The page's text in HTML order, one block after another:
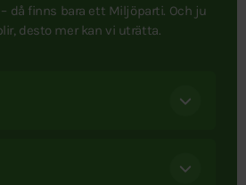
då finns bara ett Miljöparti. Och ju
desto mer kan vi uträtta.